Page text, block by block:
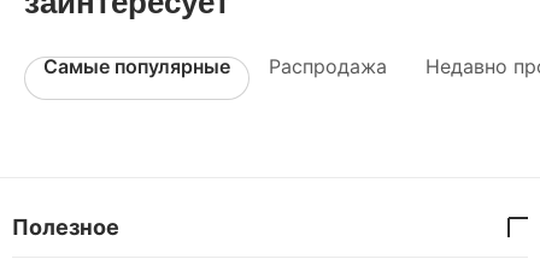
Самые популярные Распродажа Недавно
Полезное